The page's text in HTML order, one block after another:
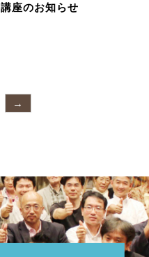
講座のお知らせ
→